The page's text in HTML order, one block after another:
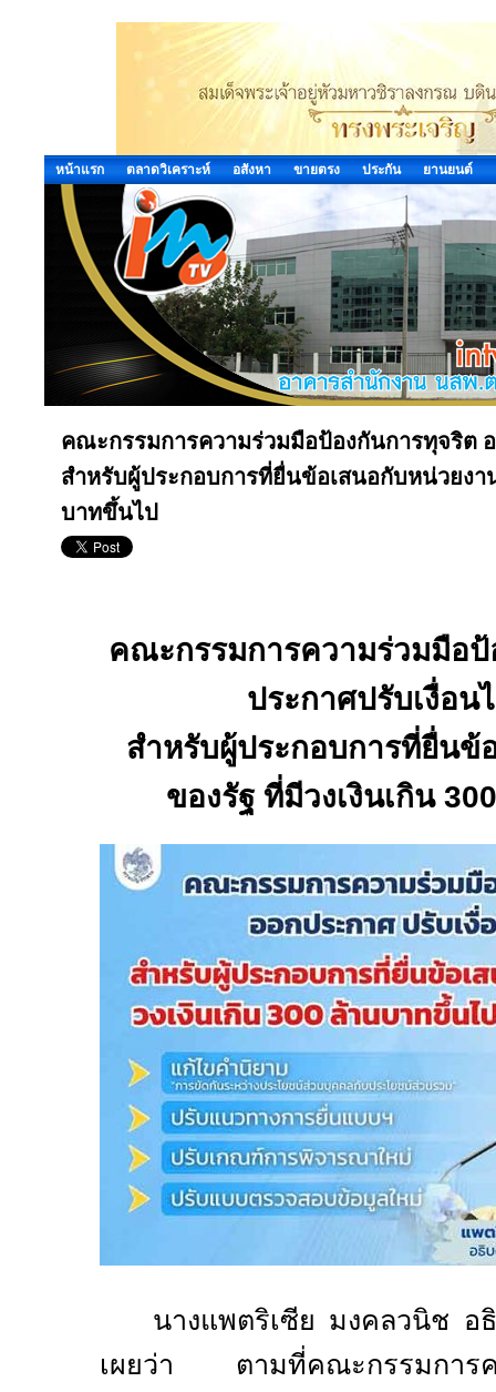
หน้าแรก ตลาดวิเคราะห์ อสังหา ขายตรง ประกัน ยานยนต์
คณะกรรมการความร่วมมือป้องกันการทุจริต
สำหรับผู้ประกอบการที่ยื่นข้อเสนอกับหน่วยงา
บาทขึ้นไป
คณะกรรมการความร่วมมือ
ประกาศปรับเงื่อน
สำหรับผู้ประกอบการที่ยื่นข้
ของรัฐ ที่มีวงเงินเกิน
นางแพตริเซีย มงคลวนิช อ
เผยว่า ตามที่คณะกรรมการค